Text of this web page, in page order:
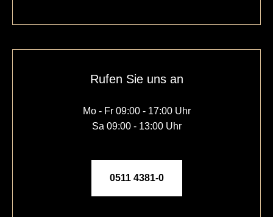
Rufen Sie uns an
Mo - Fr 09:00 - 17:00 Uhr
Sa 09:00 - 13:00 Uhr
0511 4381-0